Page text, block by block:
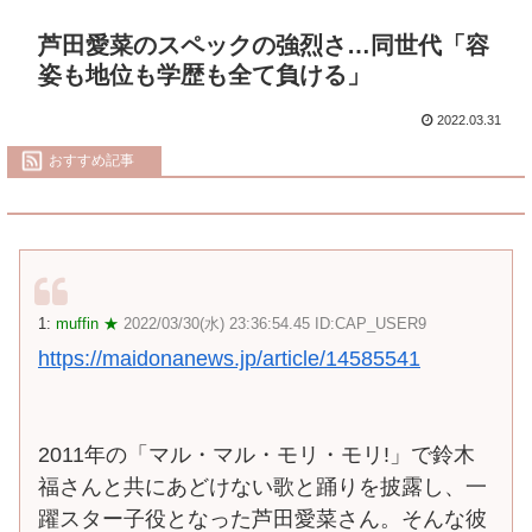
芦田愛菜のスペックの強烈さ…同世代「容
姿も地位も学歴も全て負ける」
2022.03.31
おすすめ記事
1: muffin ★ 2022/03/30(水) 23:36:54.45 ID:CAP_USER9
https://maidonanews.jp/article/14585541
2011年の「マル・マル・モリ・モリ!」で鈴木
福さんと共にあどけない歌と踊りを披露し、一
躍スター子役となった芦田愛菜さん。そんな彼